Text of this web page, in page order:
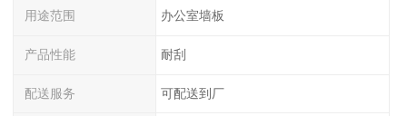
用途范围 办公室墙板
产品性能 耐刮
配送服务 可配送到厂